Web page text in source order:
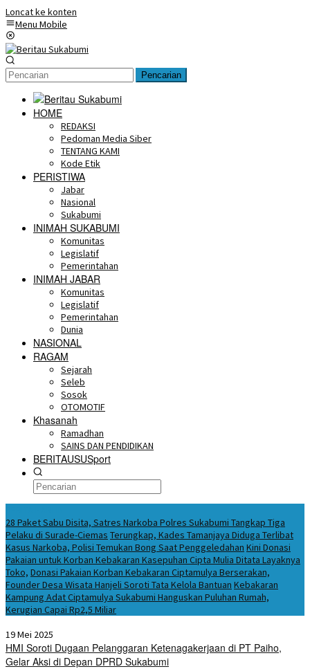
Loncat ke konten
Menu Mobile
Pencarian
HOME
REDAKSI
Pedoman Media Siber
TENTANG KAMI
Kode Etik
PERISTIWA
Jabar
Nasional
Sukabumi
INIMAH SUKABUMI
Komunitas
Legislatif
Pemerintahan
INIMAH JABAR
Komunitas
Legislatif
Pemerintahan
Dunia
NASIONAL
RAGAM
Sejarah
Seleb
Sosok
OTOMOTIF
Khasanah
Ramadhan
SAINS DAN PENDIDIKAN
BERITAUSUSport
28 Paket Sabu Disita, Satres Narkoba Polres Sukabumi Tangkap Tiga
Pelaku di Surade-Ciemas Terungkap, Kades Tamanjaya Diduga Terlibat
Kasus Narkoba, Polisi Temukan Bong Saat Penggeledahan Kini Donasi
Pakaian untuk Korban Kebakaran Kasepuhan Cipta Mulia Ditata Layaknya
Toko, Donasi Pakaian Korban Kebakaran Ciptamulya Berserakan,
Founder Desa Wisata Hanjeli Soroti Tata Kelola Bantuan Kebakaran
Kampung Adat Ciptamulya Sukabumi Hanguskan Puluhan Rumah,
Kerugian Capai Rp2,5 Miliar
19 Mei 2025
HMI Soroti Dugaan Pelanggaran Ketenagakerjaan di PT Paiho,
Gelar Aksi di Depan DPRD Sukabumi